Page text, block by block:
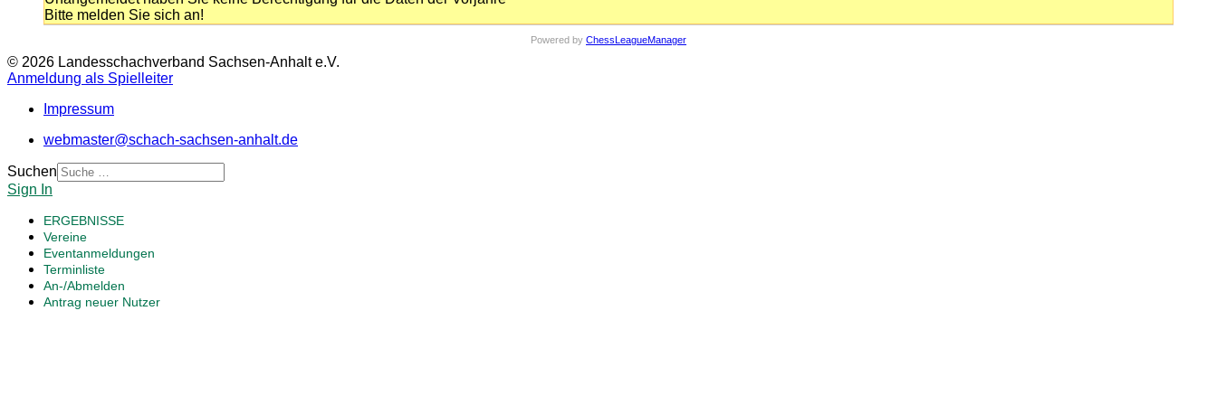
Bitte melden Sie sich an!
Powered by ChessLeagueManager
© 2026 Landesschachverband Sachsen-Anhalt e.V.
Anmeldung als Spielleiter
Impressum
webmaster@schach-sachsen-anhalt.de
Suchen
Sign In
ERGEBNISSE
Vereine
Eventanmeldungen
Terminliste
An-/Abmelden
Antrag neuer Nutzer